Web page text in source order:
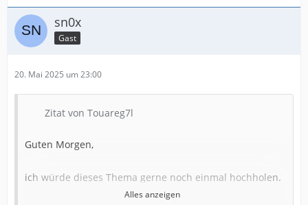
sn0x
Gast
20. Mai 2025 um 23:00
Zitat von Touareg7l
Guten Morgen,
ich würde dieses Thema gerne noch einmal hochholen.
Alles anzeigen